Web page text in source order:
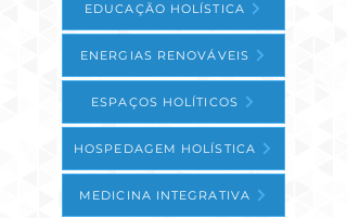
EDUCAÇÃO HOLÍSTICA
ENERGIAS RENOVÁVEIS
ESPAÇOS HOLÍTICOS
HOSPEDAGEM HOLÍSTICA
MEDICINA INTEGRATIVA